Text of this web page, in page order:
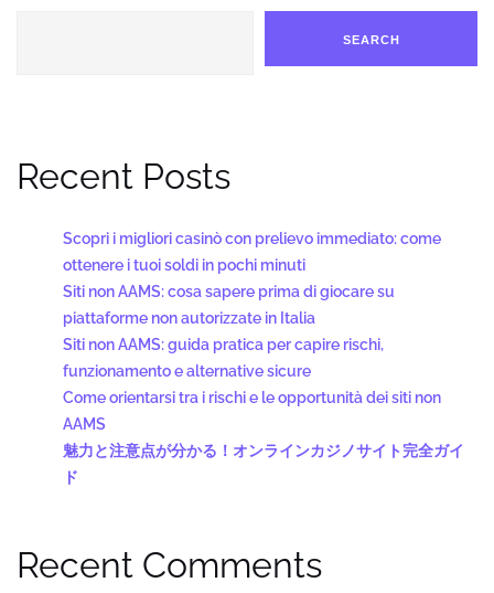
SEARCH
Recent Posts
Scopri i migliori casinò con prelievo immediato: come
ottenere i tuoi soldi in pochi minuti
Siti non AAMS: cosa sapere prima di giocare su
piattaforme non autorizzate in Italia
Siti non AAMS: guida pratica per capire rischi,
funzionamento e alternative sicure
Come orientarsi tra i rischi e le opportunità dei siti non
AAMS
魅力と注意点が分かる！オンラインカジノサイト完全ガイ
ド
Recent Comments